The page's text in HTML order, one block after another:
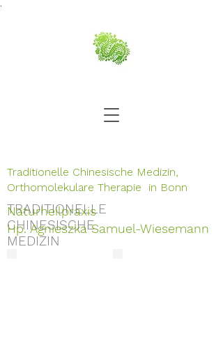
Traditionelle Chinesische Medizin,
Orthomolekulare Therapie in Bonn
Naturheilpraxis
Hp. Agnieszka Samuel-Wiesemann
TRADITIONELLE
CHINESISCHE
MEDIZIN